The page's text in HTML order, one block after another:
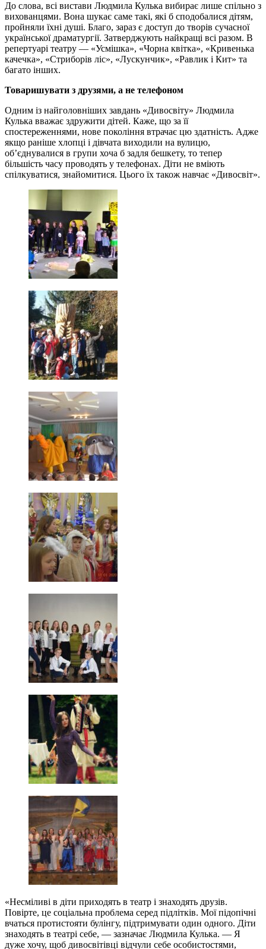
До слова, всі вистави Людмила Кулька вибирає лише спільно з
вихованцями. Вона шукає саме такі, які б сподобалися дітям,
пройняли їхні душі. Благо, зараз є доступ до творів сучасної
української драматургії. Затверджують найкращі всі разом. В
репертуарі театру — «Усмішка», «Чорна квітка», «Кривенька
качечка», «Стриборів ліс», «Лускунчик», «Равлик і Кит» та
багато інших.
Товаришувати з друзями, а не телефоном
Одним із найголовніших завдань «Дивосвіту» Людмила
Кулька вважає здружити дітей. Каже, що за її
спостереженнями, нове покоління втрачає цю здатність. Адже
якщо раніше хлопці і дівчата виходили на вулицю,
об’єднувалися в групи хоча б задля бешкету, то тепер
більшість часу проводять у телефонах. Діти не вміють
спілкуватися, знайомитися. Цього їх також навчає «Дивосвіт».
«Несміливі в діти приходять в театр і знаходять друзів.
Повірте, це соціальна проблема серед підлітків. Мої підопічні
вчаться протистояти булінгу, підтримувати один одного. Діти
знаходять в театрі себе, — зазначає Людмила Кулька. — Я
дуже хочу, щоб дивосвітівці відчули себе особистостями,